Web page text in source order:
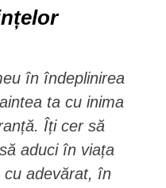
în îndeplinirea
ta cu inima
Îți cer să
aduci în viața
adevărat, în